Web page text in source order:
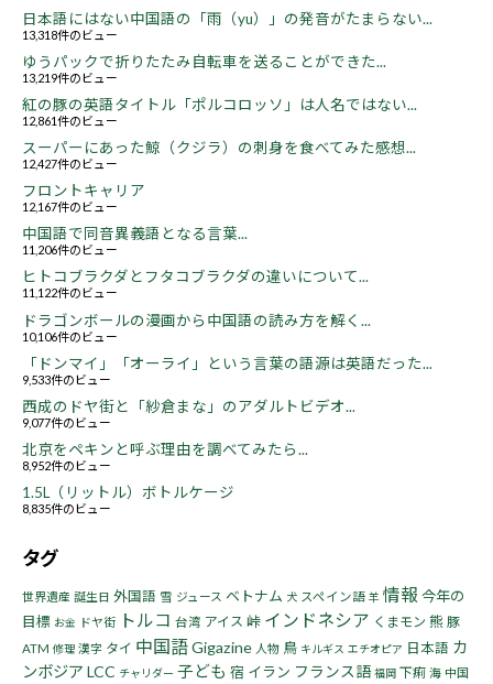
日本語にはない中国語の「雨（yu）」の発音がたまらない...
13,318件のビュー
ゆうパックで折りたたみ自転車を送ることができた...
13,219件のビュー
紅の豚の英語タイトル「ポルコロッソ」は人名ではない...
12,861件のビュー
スーパーにあった鯨（クジラ）の刺身を食べてみた感想...
12,427件のビュー
フロントキャリア
12,167件のビュー
中国語で同音異義語となる言葉...
11,206件のビュー
ヒトコブラクダとフタコブラクダの違いについて...
11,122件のビュー
ドラゴンボールの漫画から中国語の読み方を解く...
10,106件のビュー
「ドンマイ」「オーライ」という言葉の語源は英語だった...
9,533件のビュー
西成のドヤ街と「紗倉まな」のアダルトビデオ...
9,077件のビュー
北京をペキンと呼ぶ理由を調べてみたら...
8,952件のビュー
1.5L（リットル）ボトルケージ
8,835件のビュー
タグ
世界遺産 誕生日 外国語 雪 ジュース ベトナム 犬 スペイン語 羊 情報 今年の
目標 お金 ドヤ街 トルコ 台湾 アイス 峠 インドネシア くまモン 熊 豚
ATM 修理 漢字 タイ 中国語Gigazine 人物 鳥 キルギス エチオピア 日本語 カ
ンボジア LCC チャリダー 子ども 宿 イラン フランス語 福岡 下痢 海 中国